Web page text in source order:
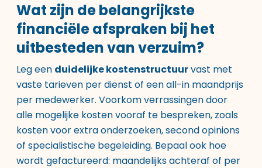
Wat zijn de belangrijkste
financiële afspraken bij het
uitbesteden van verzuim?
Leg een duidelijke kostenstructuurvast met
vaste tarieven per dienst of een all-in maandprijs
per medewerker. Voorkom verrassingen door
alle mogelijke kosten vooraf te bespreken, zoals
kosten voor extra onderzoeken, second opinions
of specialistische begeleiding. Bepaal ook hoe
wordt gefactureerd: maandelijks achteraf of per